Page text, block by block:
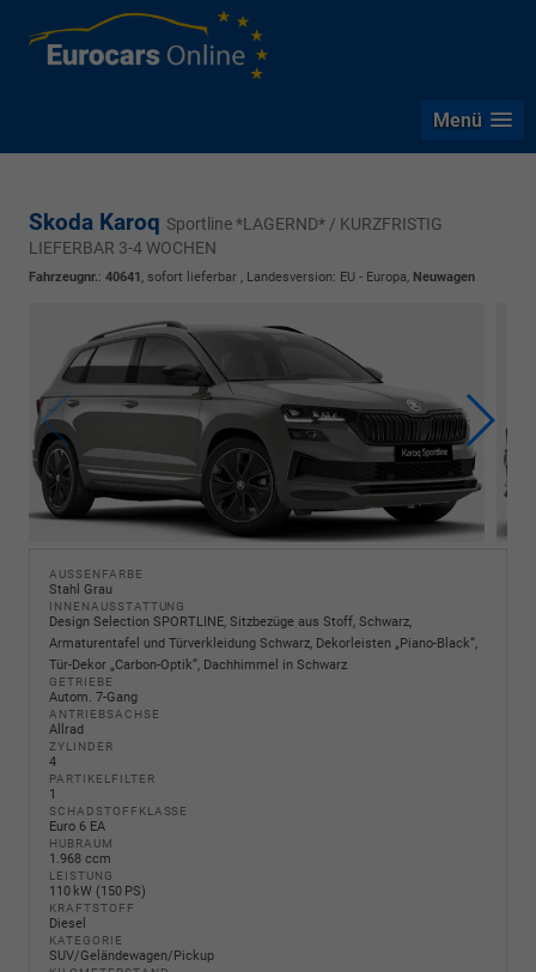
Menü
Skoda Karoq Sportline *LAGERND* / KURZFRISTIG
LIEFERBAR 3-4 WOCHEN
Fahrzeugnr.: 40641 , sofort lieferbar , Landesversion: EU - Europa, Neuwagen
AUSSENFARBE
Stahl Grau
INNENAUSSTATTUNG
Design Selection SPORTLINE, Sitzbezüge aus Stoff, Schwarz,
Armaturentafel und Türverkleidung Schwarz, Dekorleisten „Piano-Black“,
Tür-Dekor „Carbon-Optik“, Dachhimmel in Schwarz
GETRIEBE
Autom. 7-Gang
ANTRIEBSACHSE
Allrad
ZYLINDER
4
PARTIKELFILTER
1
SCHADSTOFFKLASSE
Euro 6 EA
HUBRAUM
1.968 ccm
LEISTUNG
110 kW (150 PS)
KRAFTSTOFF
Diesel
KATEGORIE
SUV/Geländewagen/Pickup